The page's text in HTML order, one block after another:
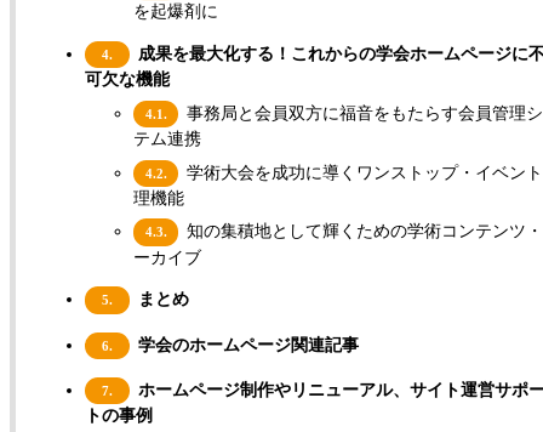
を起爆剤に
4.
成果を最大化する！これからの学会ホームページに
可欠な機能
4.1.
事務局と会員双方に福音をもたらす会員管理
テム連携
4.2.
学術大会を成功に導くワンストップ・イベン
理機能
4.3.
知の集積地として輝くための学術コンテンツ
ーカイブ
5. まとめ
6. 学会のホームページ関連記事
7.
ホームページ制作やリニューアル、サイト運営サポ
トの事例